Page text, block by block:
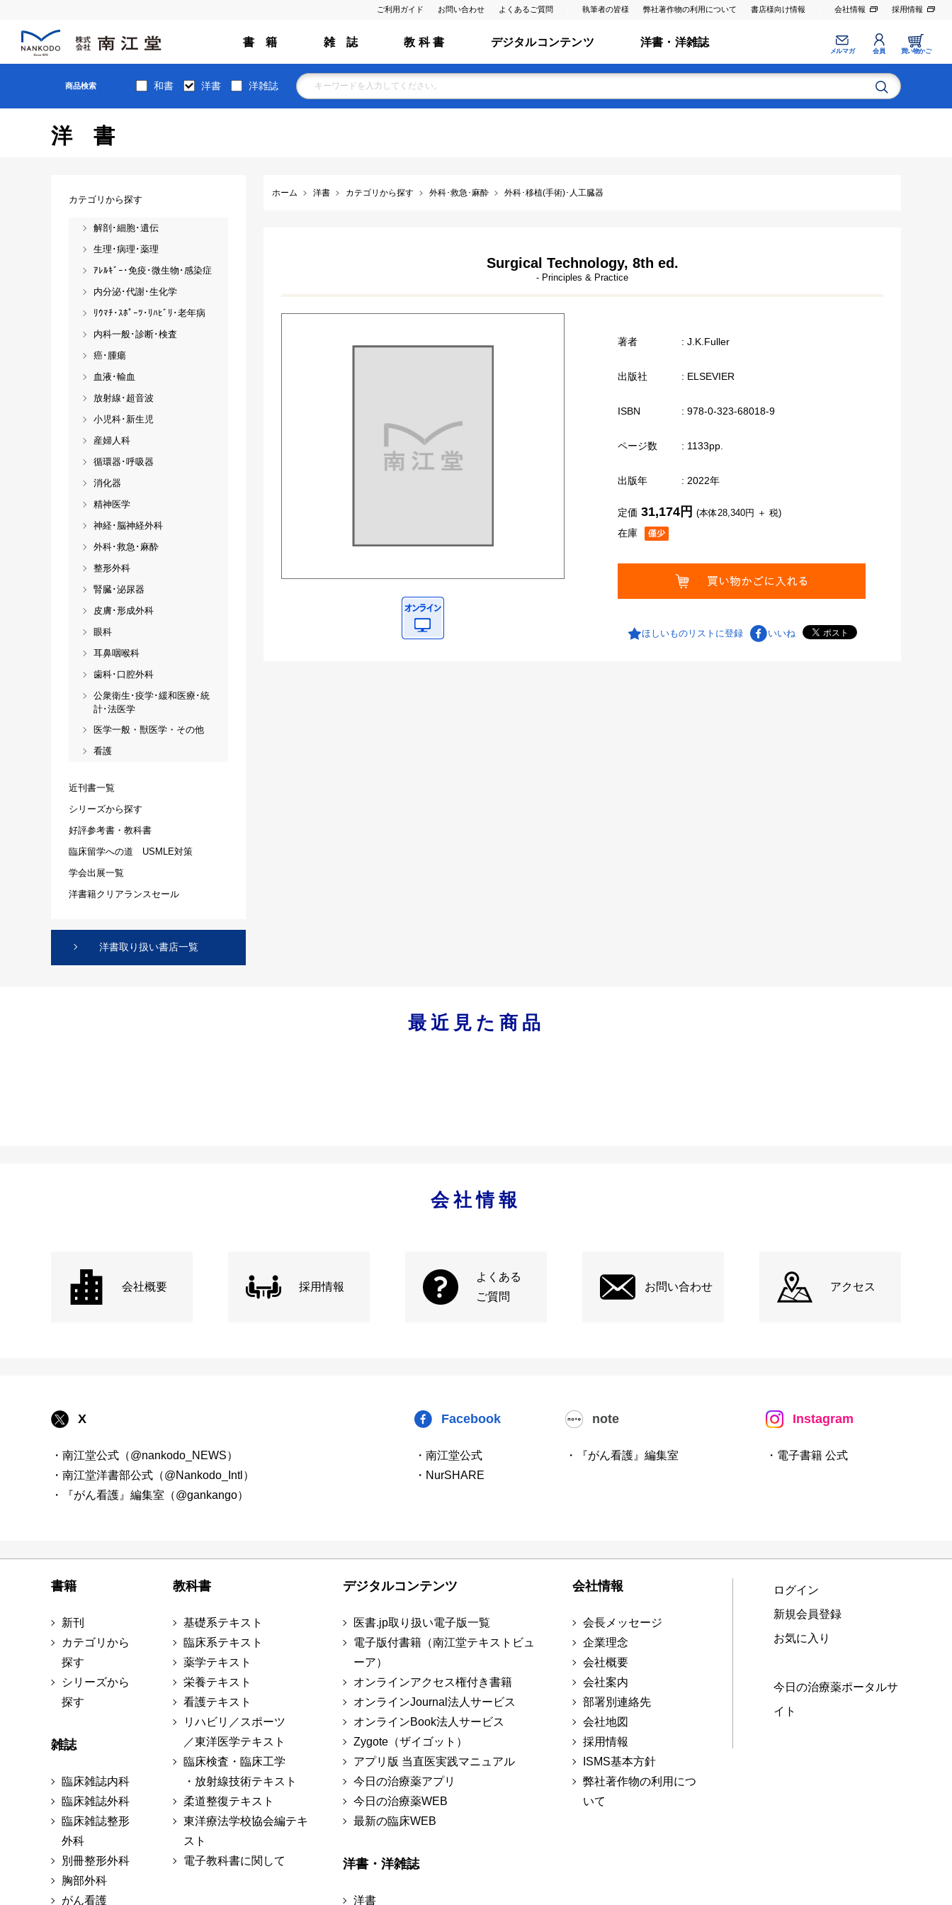
ご利用ガイド お問い合わせ よくあるご質問 執筆者の皆様 弊社著作物の利用について 書店様向け情報 会社情報 採用情報
書 籍 雑 誌 教 科 書 デジタルコンテンツ 洋書・洋雑誌
メルマガ 会員 買い物かご
商品検索 和書 洋書 洋雑誌
洋書
ホーム 洋書 カテゴリから探す 外科･救急･麻酔 外科･移植(手術)･人工臓器
Surgical Technology, 8th ed.
- Principles & Practice
著者 : J.K.Fuller
出版社 : ELSEVIER
ISBN : 978-0-323-68018-9
ページ数 : 1133pp.
出版年 : 2022年
在庫
定価 31,174円 (本体28,340円 ＋ 税)
ほしいものリストに登録 いいね
カテゴリから探す
解剖･細胞･遺伝
生理･病理･薬理
ｱﾚﾙｷﾞｰ･免疫･微生物･感染症
内分泌･代謝･生化学
ﾘｳﾏﾁ･ｽﾎﾟｰﾂ･ﾘﾊﾋﾞﾘ･老年病
内科一般･診断･検査
癌･腫瘍
血液･輸血
放射線･超音波
小児科･新生児
産婦人科
循環器･呼吸器
消化器
精神医学
神経･脳神経外科
外科･救急･麻酔
整形外科
腎臓･泌尿器
皮膚･形成外科
眼科
耳鼻咽喉科
歯科･口腔外科
公衆衛生･疫学･緩和医療･統
計･法医学
医学一般・獣医学・その他
看護
近刊書一覧
シリーズから探す
好評参考書・教科書
臨床留学への道 USMLE対策
学会出展一覧
洋書籍クリアランスセール
洋書取り扱い書店一覧
最近見た商品
会社情報
会社概要 採用情報
よくある
ご質問
お問い合わせ アクセス
X
・南江堂公式（@nankodo_NEWS）
・南江堂洋書部公式（@Nankodo_Intl）
・『がん看護』編集室（@gankango）
Facebook
・南江堂公式
・NurSHARE
note
・『がん看護』編集室
Instagram
・電子書籍 公式
書籍
新刊
カテゴリから
探す
シリーズから
探す
雑誌
臨床雑誌内科
臨床雑誌外科
臨床雑誌整形
外科
別冊整形外科
胸部外科
がん看護
教科書
基礎系テキスト
臨床系テキスト
薬学テキスト
栄養テキスト
看護テキスト
リハビリ／スポーツ
／東洋医学テキスト
臨床検査・臨床工学
・放射線技術テキスト
柔道整復テキスト
東洋療法学校協会編テキ
スト
電子教科書に関して
デジタルコンテンツ
医書.jp取り扱い電子版一覧
電子版付書籍（南江堂テキストビュ
ーア）
オンラインアクセス権付き書籍
オンラインJournal法人サービス
オンラインBook法人サービス
Zygote（ザイゴット）
アプリ版 当直医実践マニュアル
今日の治療薬アプリ
今日の治療薬WEB
最新の臨床WEB
洋書・洋雑誌
洋書
会社情報
会長メッセージ
企業理念
会社概要
会社案内
部署別連絡先
会社地図
採用情報
ISMS基本方針
弊社著作物の利用につ
いて
ログイン
新規会員登録
お気に入り
今日の治療薬ポータルサ
イト